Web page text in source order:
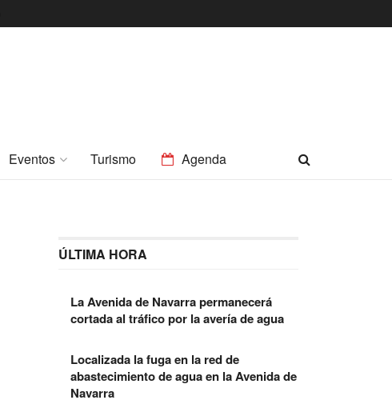
Eventos Turismo Agenda
ÚLTIMA HORA
La Avenida de Navarra permanecerá
cortada al tráfico por la avería de agua
Localizada la fuga en la red de
abastecimiento de agua en la Avenida de
Navarra